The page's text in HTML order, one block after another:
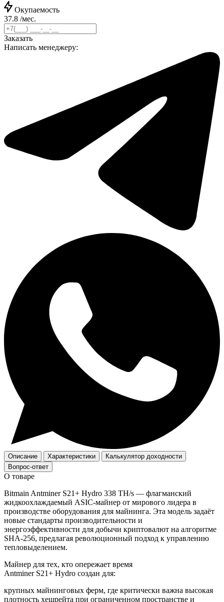
Окупаемость
37.8 /мес.
Заказать
Написать менеджеру:
Описание Характеристики
Калькулятор доходности
Вопрос-ответ
О товаре
Bitmain Antminer S21+ Hydro 338 TH/s — флагманский
жидкоохлаждаемый ASIC‑майнер от мирового лидера в
производстве оборудования для майнинга. Эта модель задаёт
новые стандарты производительности и
энергоэффективности для добычи криптовалют на алгоритме
SHA‑256, предлагая революционный подход к управлению
тепловыделением.
Майнер для тех, кто опережает время
Antminer S21+ Hydro создан для:
крупных майнинговых ферм, где критически важна высокая
плотность хешрейта при ограниченном пространстве и